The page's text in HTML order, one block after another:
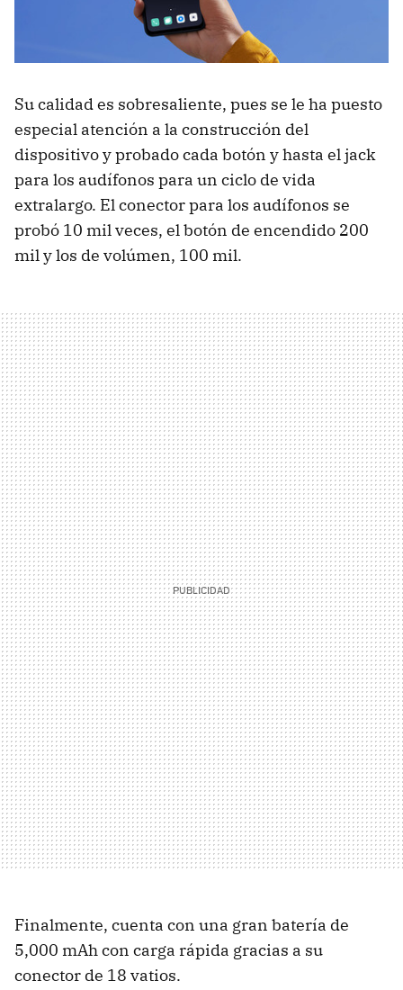
Su calidad es sobresaliente, pues se le ha puesto
especial atención a la construcción del
dispositivo y probado cada botón y hasta el jack
para los audífonos para un ciclo de vida
extralargo. El conector para los audífonos se
probó 10 mil veces, el botón de encendido 200
mil y los de volúmen, 100 mil.
Finalmente, cuenta con una gran batería de
5,000 mAh con carga rápida gracias a su
conector de 18 vatios.